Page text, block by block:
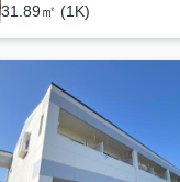
31.89㎡ (1K)